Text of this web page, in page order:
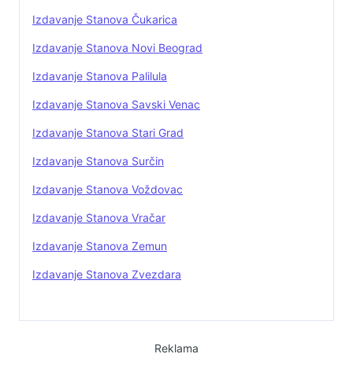
Izdavanje Stanova Čukarica
Izdavanje Stanova Novi Beograd
Izdavanje Stanova Palilula
Izdavanje Stanova Savski Venac
Izdavanje Stanova Stari Grad
Izdavanje Stanova Surčin
Izdavanje Stanova Voždovac
Izdavanje Stanova Vračar
Izdavanje Stanova Zemun
Izdavanje Stanova Zvezdara
Reklama